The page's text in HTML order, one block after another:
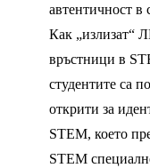
автентичност
Как „излизат“
връстници в
студентите са
открити за
STEM, което
STEM